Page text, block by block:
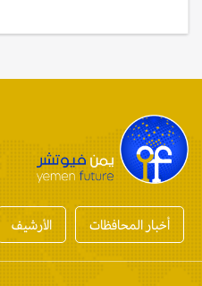
أخبار المحافظات الأرشيف